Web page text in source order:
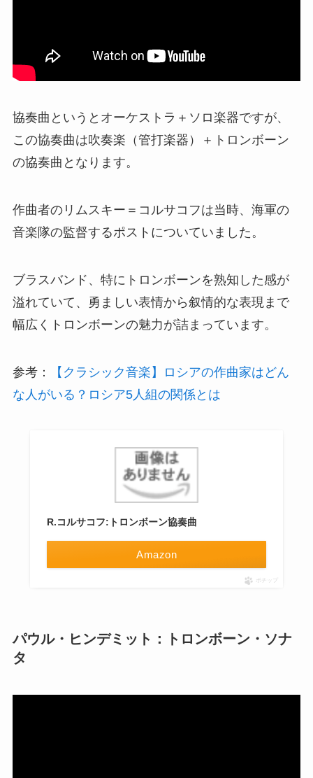
協奏曲というとオーケストラ＋ソロ楽器ですが、
この協奏曲は吹奏楽（管打楽器）＋トロンボーン
の協奏曲となります。
作曲者のリムスキー＝コルサコフは当時、海軍の
音楽隊の監督するポストについていました。
ブラスバンド、特にトロンボーンを熟知した感が
溢れていて、勇ましい表情から叙情的な表現まで
幅広くトロンボーンの魅力が詰まっています。
参考：
【クラシック音楽】ロシアの作曲家はどん
な人がいる？ロシア5人組の関係とは
R.コルサコフ:トロンボーン協奏曲
Amazon
ポチップ
パウル・ヒンデミット：トロンボーン・ソナ
タ